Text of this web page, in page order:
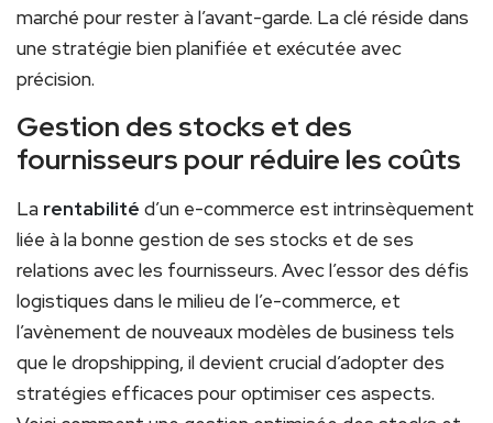
marché pour rester à l’avant-garde. La clé réside dans
une stratégie bien planifiée et exécutée avec
précision.
Gestion des stocks et des
fournisseurs pour réduire les coûts
La rentabilité d’un e-commerce est intrinsèquement
liée à la bonne gestion de ses stocks et de ses
relations avec les fournisseurs. Avec l’essor des défis
logistiques dans le milieu de l’e-commerce, et
l’avènement de nouveaux modèles de business tels
que le dropshipping, il devient crucial d’adopter des
stratégies efficaces pour optimiser ces aspects.